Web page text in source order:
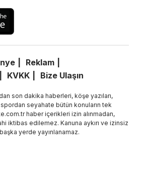
Reklam
KVKK Bize Ulaşın
son dakika haberleri, köşe yazıları,
seyahate bütün konuların tek
haber içerikleri izin alınmadan,
iktibas edilemez. Kanuna aykırı ve izinsiz
yerde yayınlanamaz.